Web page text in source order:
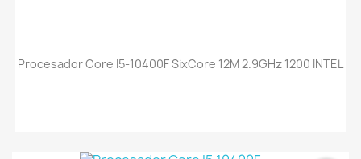
Procesador Core I5-10400F SixCore 12M 2.9GHz 1200 INTEL